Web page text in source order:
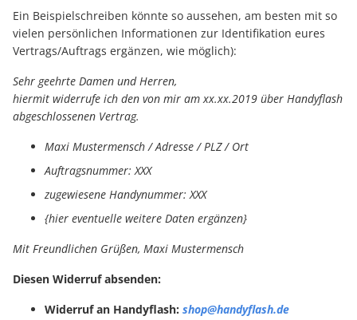
Ein Beispielschreiben könnte so aussehen, am besten mit so
vielen persönlichen Informationen zur Identifikation eures
Vertrags/Auftrags ergänzen, wie möglich):
Sehr geehrte Damen und Herren,
hiermit widerrufe ich den von mir am xx.xx.2019 über Handyflash
abgeschlossenen Vertrag.
Maxi Mustermensch / Adresse / PLZ / Ort
Auftragsnummer: XXX
zugewiesene Handynummer: XXX
{hier eventuelle weitere Daten ergänzen}
Mit Freundlichen Grüßen, Maxi Mustermensch
Diesen Widerruf absenden:
Widerruf an Handyflash: shop@handyflash.de